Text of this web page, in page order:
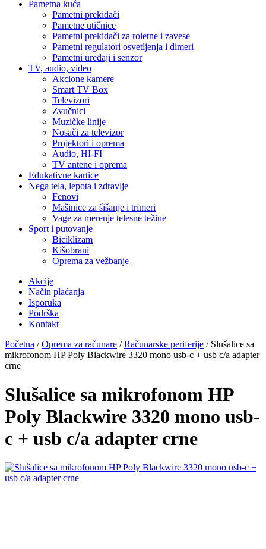
Pametna kuća
Pametni prekidači
Pametne utičnice
Pametni prekidači za roletne i zavese
Pametni regulatori osvetljenja i dimeri
Pametni uređaji i senzor
TV, audio, video
Akcione kamere
Smart TV Box
Televizori
Zvučnici
Muzičke linije
Nosači za televizor
Projektori i oprema
Audio, HI-FI
TV antene i oprema
Edukativne kartice
Nega tela, lepota i zdravlje
Fenovi
Mašinice za šišanje i trimeri
Vage za merenje telesne težine
Sport i putovanje
Biciklizam
Kišobrani
Oprema za vežbanje
Akcije
Način plaćanja
Isporuka
Podrška
Kontakt
Početna /Oprema za računare /Računarske periferije / Slušalice sa
mikrofonom HP Poly Blackwire 3320 mono usb-c + usb c/a adapter
crne
Slušalice sa mikrofonom HP
Poly Blackwire 3320 mono usb-
c + usb c/a adapter crne